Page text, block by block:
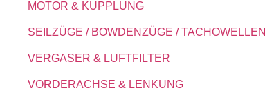
MOTOR & KUPPLUNG
SEILZÜGE / BOWDENZÜGE / TACHOWELLEN
VERGASER & LUFTFILTER
VORDERACHSE & LENKUNG